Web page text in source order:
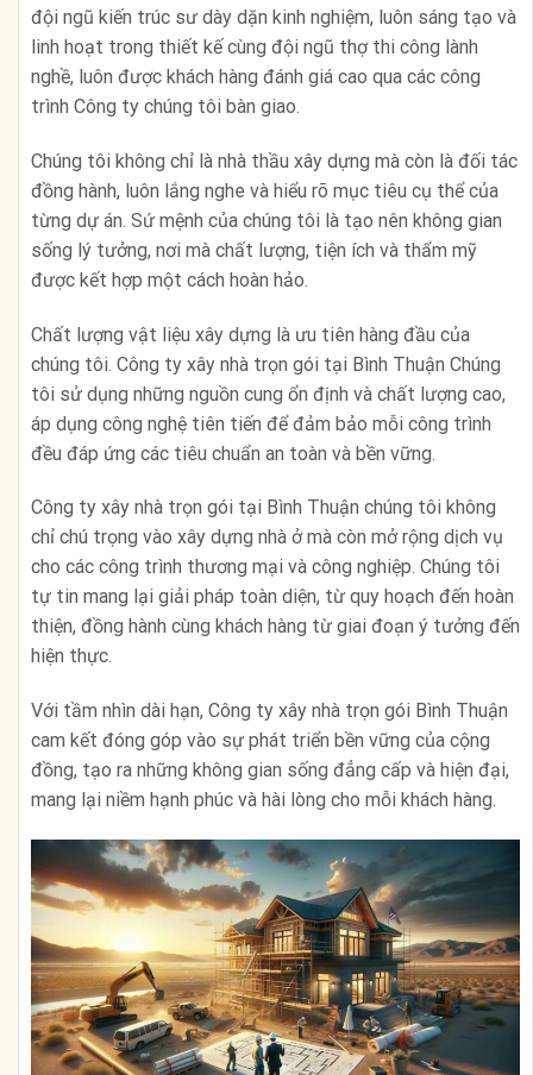
đội ngũ kiến trúc sư dày dặn kinh nghiệm, luôn sáng tạo và
linh hoạt trong thiết kế cùng đội ngũ thợ thi công lành
nghề, luôn được khách hàng đánh giá cao qua các công
trình Công ty chúng tôi bàn giao.
Chúng tôi không chỉ là nhà thầu xây dựng mà còn là đối tác
đồng hành, luôn lắng nghe và hiểu rõ mục tiêu cụ thể của
từng dự án. Sứ mệnh của chúng tôi là tạo nên không gian
sống lý tưởng, nơi mà chất lượng, tiện ích và thẩm mỹ
được kết hợp một cách hoàn hảo.
Chất lượng vật liệu xây dựng là ưu tiên hàng đầu của
chúng tôi. Công ty xây nhà trọn gói tại Bình Thuận Chúng
tôi sử dụng những nguồn cung ổn định và chất lượng cao,
áp dụng công nghệ tiên tiến để đảm bảo mỗi công trình
đều đáp ứng các tiêu chuẩn an toàn và bền vững.
Công ty xây nhà trọn gói tại Bình Thuận chúng tôi không
chỉ chú trọng vào xây dựng nhà ở mà còn mở rộng dịch vụ
cho các công trình thương mại và công nghiệp. Chúng tôi
tự tin mang lại giải pháp toàn diện, từ quy hoạch đến hoàn
thiện, đồng hành cùng khách hàng từ giai đoạn ý tưởng đến
hiện thực.
Với tầm nhìn dài hạn, Công ty xây nhà trọn gói Bình Thuận
cam kết đóng góp vào sự phát triển bền vững của cộng
đồng, tạo ra những không gian sống đẳng cấp và hiện đại,
mang lại niềm hạnh phúc và hài lòng cho mỗi khách hàng.